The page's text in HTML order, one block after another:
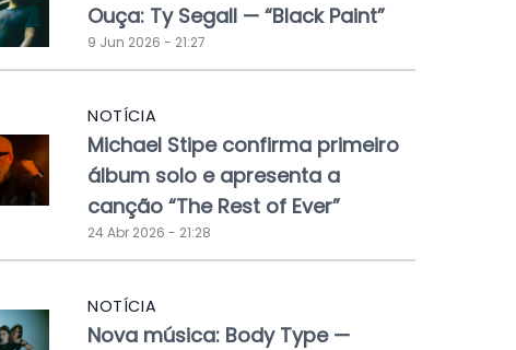
Ouça: Ty Segall — “Black Paint”
9 Jun 2026 - 21:27
NOTÍCIA
Michael Stipe confirma primeiro
álbum solo e apresenta a
canção “The Rest of Ever”
24 Abr 2026 - 21:28
NOTÍCIA
Nova música: Body Type —